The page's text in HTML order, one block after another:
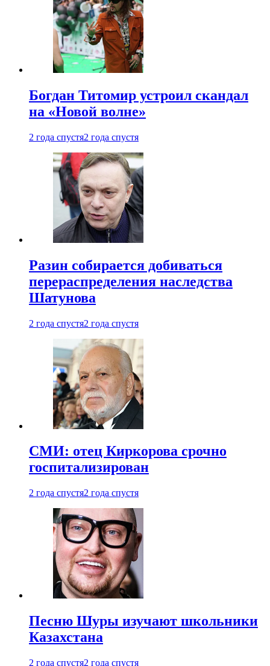
Богдан Титомир устроил скандал
на «Новой волне»
2 года спустя2 года спустя
Разин собирается добиваться
перераспределения наследства
Шатунова
2 года спустя2 года спустя
СМИ: отец Киркорова срочно
госпитализирован
2 года спустя2 года спустя
Песню Шуры изучают школьники
Казахстана
2 года спустя2 года спустя